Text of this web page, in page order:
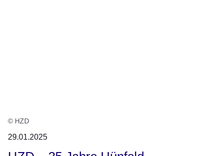
© HZD
29.01.2025